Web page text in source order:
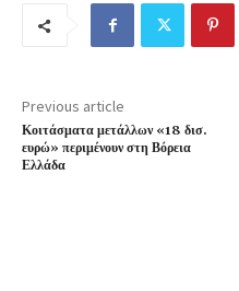
Previous article
Κοιτάσματα μετάλλων «18 δισ.
ευρώ» περιμένουν στη Βόρεια
Ελλάδα